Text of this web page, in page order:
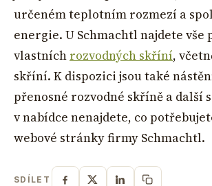
určeném teplotním rozmezí a
energie. U Schmachtl najdete vše
vlastních rozvodných skříní,
skříní. K dispozici jsou také
přenosné rozvodné skříně a další
v nabídce nenajdete, co
webové stránky firmy Schmachtl.
SDÍLET